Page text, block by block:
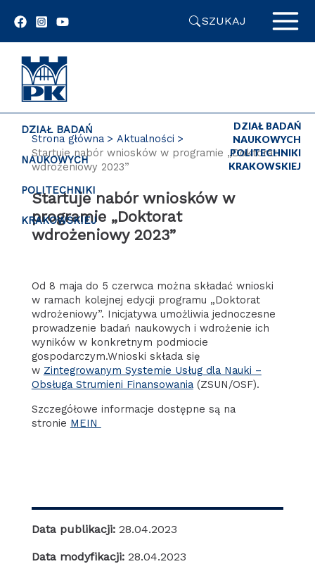
SZUKAJ
DZIAŁ BADAŃ
NAUKOWYCH
POLITECHNIKI
KRAKOWSKIEJ
DZIAŁ BADAŃ
NAUKOWYCH
POLITECHNIKI
KRAKOWSKIEJ
Strona główna
Aktualności
Startuje nabór wniosków w programie „Doktorat
wdrożeniowy 2023”
Startuje nabór wniosków w
programie „Doktorat
wdrożeniowy 2023”
Od 8 maja do 5 czerwca można składać wnioski
w ramach kolejnej edycji programu „Doktorat
wdrożeniowy”. Inicjatywa umożliwia jednoczesne
prowadzenie badań naukowych i wdrożenie ich
wyników w konkretnym podmiocie
gospodarczym.Wnioski składa się
w Zintegrowanym Systemie Usług dla Nauki –
Obsługa Strumieni Finansowania(ZSUN/OSF).
Szczegółowe informacje dostępne są na
stronie MEIN
Data publikacji: 28.04.2023
Data modyfikacji: 28.04.2023